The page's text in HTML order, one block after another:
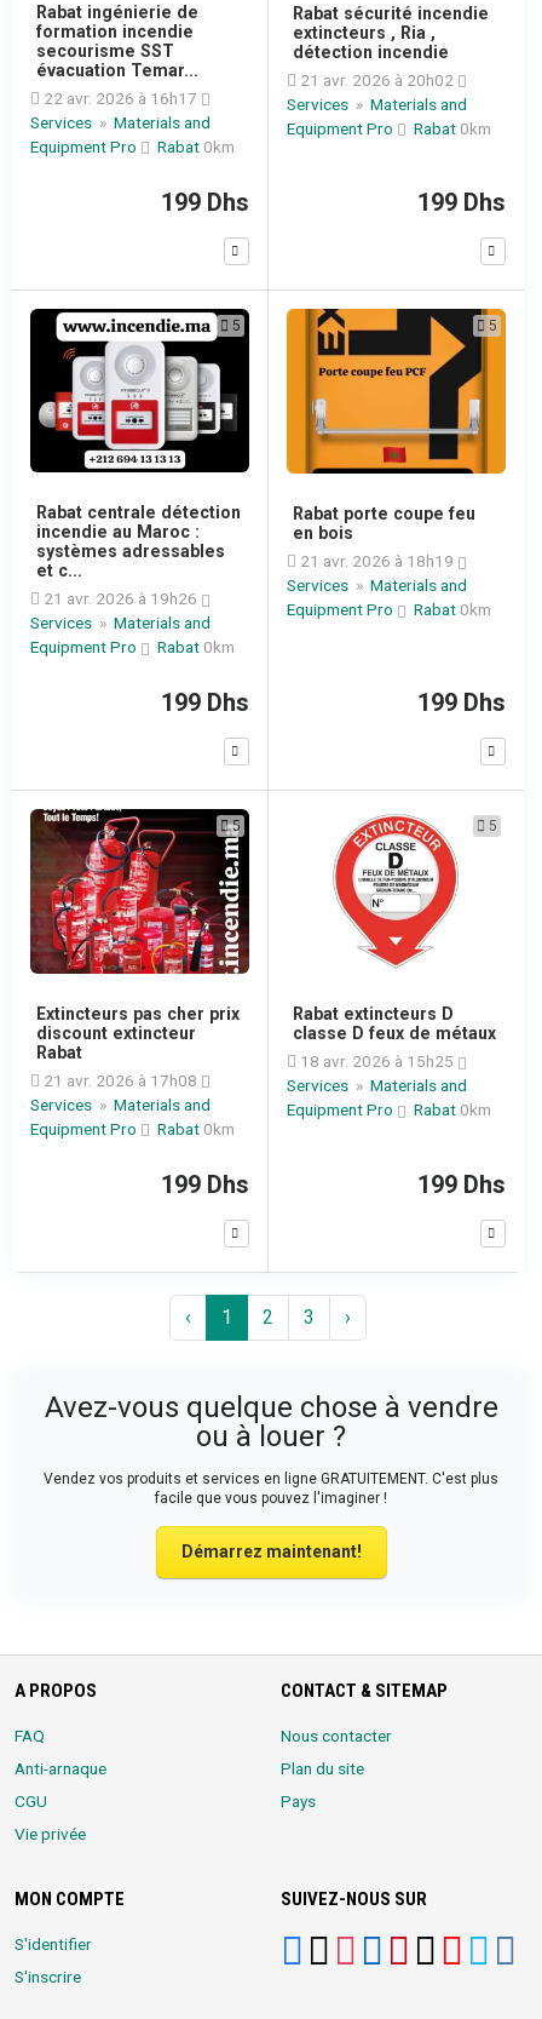
Rabat ingénierie de
formation incendie
secourisme SST
évacuation Temar...
22 avr. 2026 à 16h17
Services » Materials and
Equipment Pro
Rabat 0km
199 Dhs
Rabat sécurité incendie
extincteurs , Ria ,
détection incendie
21 avr. 2026 à 20h02
Services » Materials and
Equipment Pro
Rabat 0km
199 Dhs
5
Rabat centrale détection
incendie au Maroc :
systèmes adressables
et c...
21 avr. 2026 à 19h26
Services » Materials and
Equipment Pro
Rabat 0km
199 Dhs
5
Rabat porte coupe feu
en bois
21 avr. 2026 à 18h19
Services » Materials and
Equipment Pro
Rabat 0km
199 Dhs
5
Extincteurs pas cher prix
discount extincteur
Rabat
21 avr. 2026 à 17h08
Services » Materials and
Equipment Pro
Rabat 0km
199 Dhs
5
Rabat extincteurs D
classe D feux de métaux
18 avr. 2026 à 15h25
Services » Materials and
Equipment Pro
Rabat 0km
199 Dhs
‹ 1 2 3 ›
Avez-vous quelque chose à vendre
ou à louer ?
Vendez vos produits et services en ligne GRATUITEMENT. C'est plus
facile que vous pouvez l'imaginer !
Démarrez maintenant!
A PROPOS
FAQ
Anti-arnaque
CGU
Vie privée
CONTACT & SITEMAP
Nous contacter
Plan du site
Pays
MON COMPTE
S'identifier
S'inscrire
SUIVEZ-NOUS SUR